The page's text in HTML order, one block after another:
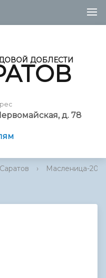
ДОБЛЕСТИ
д. 78
Саратов › Масленица-